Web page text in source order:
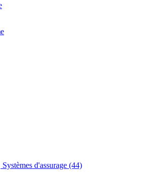
Systèmes d'assurage (44)